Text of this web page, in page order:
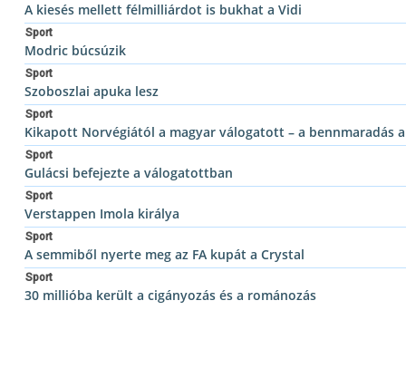
A kiesés mellett félmilliárdot is bukhat a Vidi
Sport
Modric búcsúzik
Sport
Szoboszlai apuka lesz
Sport
Kikapott Norvégiától a magyar válogatott – a bennmaradás
Sport
Gulácsi befejezte a válogatottban
Sport
Verstappen Imola királya
Sport
A semmiből nyerte meg az FA kupát a Crystal
Sport
30 millióba került a cigányozás és a románozás